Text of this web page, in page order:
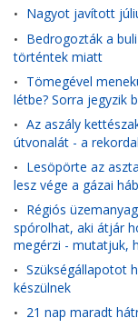
• Nagyot javított
• Bedrogozták a
történtek miatt
• Tömegével
létbe? Sorra jegyzik
• Az aszály
útvonalát - a
• Lesöpörte az
lesz vége a gázai
• Régiós
spórolhat, aki átjár
megérzi - mutatjuk,
• Szükségállapotot
készülnek
• 21 nap maradt